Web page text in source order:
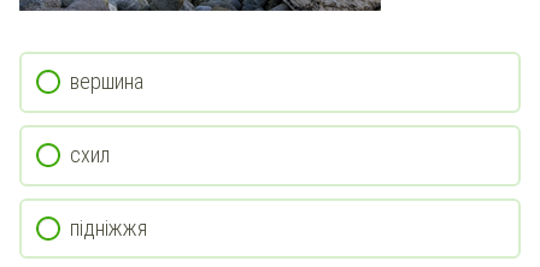
вершина
схил
підніжжя